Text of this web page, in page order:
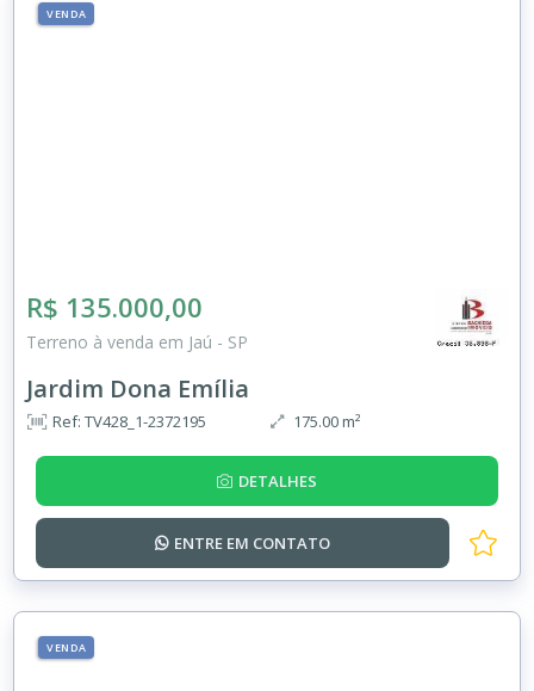
VENDA
R$ 135.000,00
Terreno à venda em Jaú - SP
Jardim Dona Emília
Ref: TV428_1-2372195 175.00 m²
DETALHES
ENTRE EM CONTATO
VENDA